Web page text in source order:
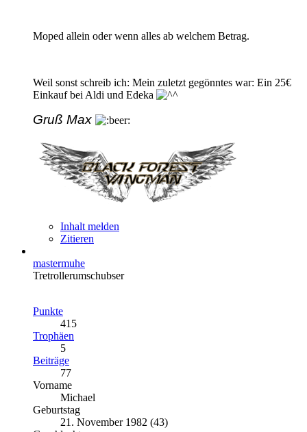
Moped allein oder wenn alles ab welchem Betrag.
Weil sonst schreib ich: Mein zuletzt gegönntes war: Ein 25€
Einkauf bei Aldi und Edeka
Gruß Max
Inhalt melden
Zitieren
mastermuhe
Tretrollerumschubser
Punkte
415
Trophäen
5
Beiträge
77
Vorname
Michael
Geburtstag
21. November 1982 (43)